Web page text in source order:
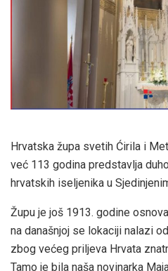
Hrvatska župa svetih Ćirila i
već 113 godina predstavlja
hrvatskih iseljenika u
Župu je još 1913. godine
na današnjoj se lokaciji nalazi
zbog većeg priljeva Hrvata
Tamo je bila naša novinarka